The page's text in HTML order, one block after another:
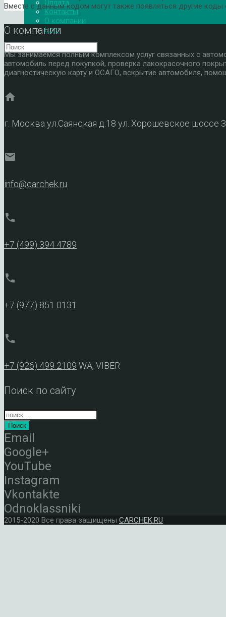
Оплата
Контакты
О компании
Блог
Вместе с данным кодом могут также появляться другие
О компании
Мы занимаемся полным комплексом услуг связанных с
автомобиль перед покупкой, проверка лакокрасочного
диагностическую карту и ОСАГО, вскрытие автомобиля,
home
г. Москва ул.Саянская д.18 ул. Хорошевское шоссе
mail
info@carchek.ru
phone
+7 (499) 394 4789
phone
+7 (977) 851 0131
phone
+7 (926) 499 2109 WA, VIBER
Поиск по сайту
Поиск
Email
Google+
YouTube
Instagram
Vkontakte
Odnoklassniki
2015-2020 Все права защищены CARCHEK.RU